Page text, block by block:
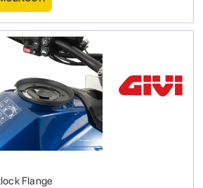
Flange